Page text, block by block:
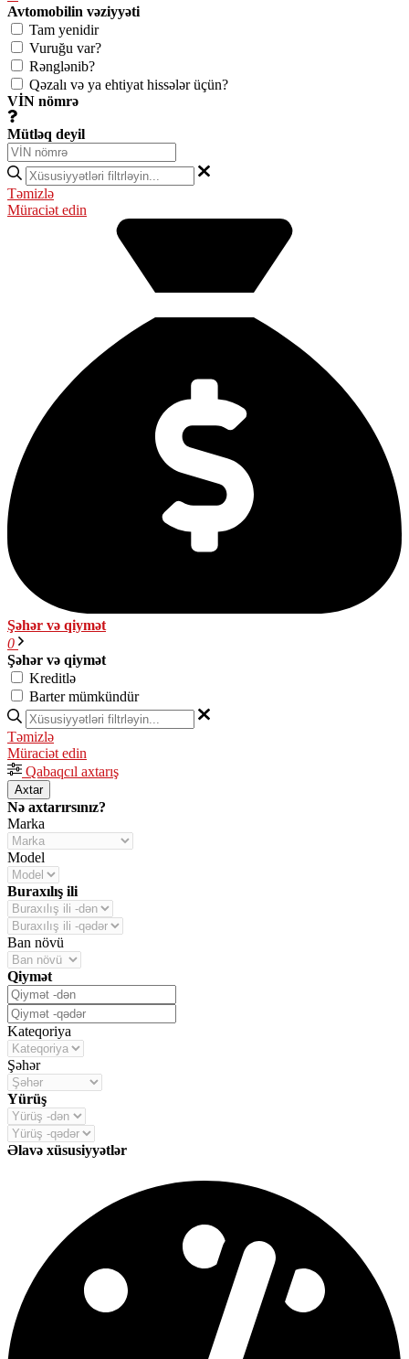
Avtomobilin vəziyyəti
Tam yenidir
Vuruğu var?
Rənglənib?
Qəzalı və ya ehtiyat hissələr üçün?
VİN nömrə
Mütləq deyil
Təmizlə
Müraciət edin
Şəhər və qiymət
0
Şəhər və qiymət
Kreditlə
Barter mümkündür
Təmizlə
Müraciət edin
Qabaqcıl axtarış
Axtar
Nə axtarırsınız?
Marka
Model
Buraxılış ili
Ban növü
Qiymət
Kateqoriya
Şəhər
Yürüş
Əlavə xüsusiyyətlər